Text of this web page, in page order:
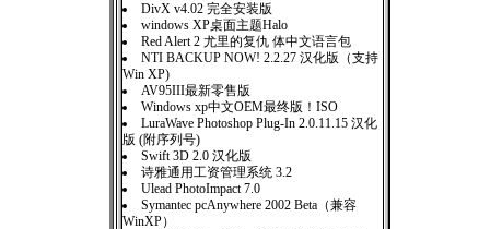
DivX v4.02 完全安装版
windows XP桌面主题Halo
Red Alert 2 尤里的复仇 体中文语言包
NTI BACKUP NOW! 2.2.27 汉化版（支持
Win XP)
AV95III最新零售版
Windows xp中文OEM最终版！ISO
LuraWave Photoshop Plug-In 2.0.11.15 汉化
版 (附序列号)
Swift 3D 2.0 汉化版
诗雅通用工资管理系统 3.2
Ulead PhotoImpact 7.0
Symantec pcAnywhere 2002 Beta（兼容
WinXP）